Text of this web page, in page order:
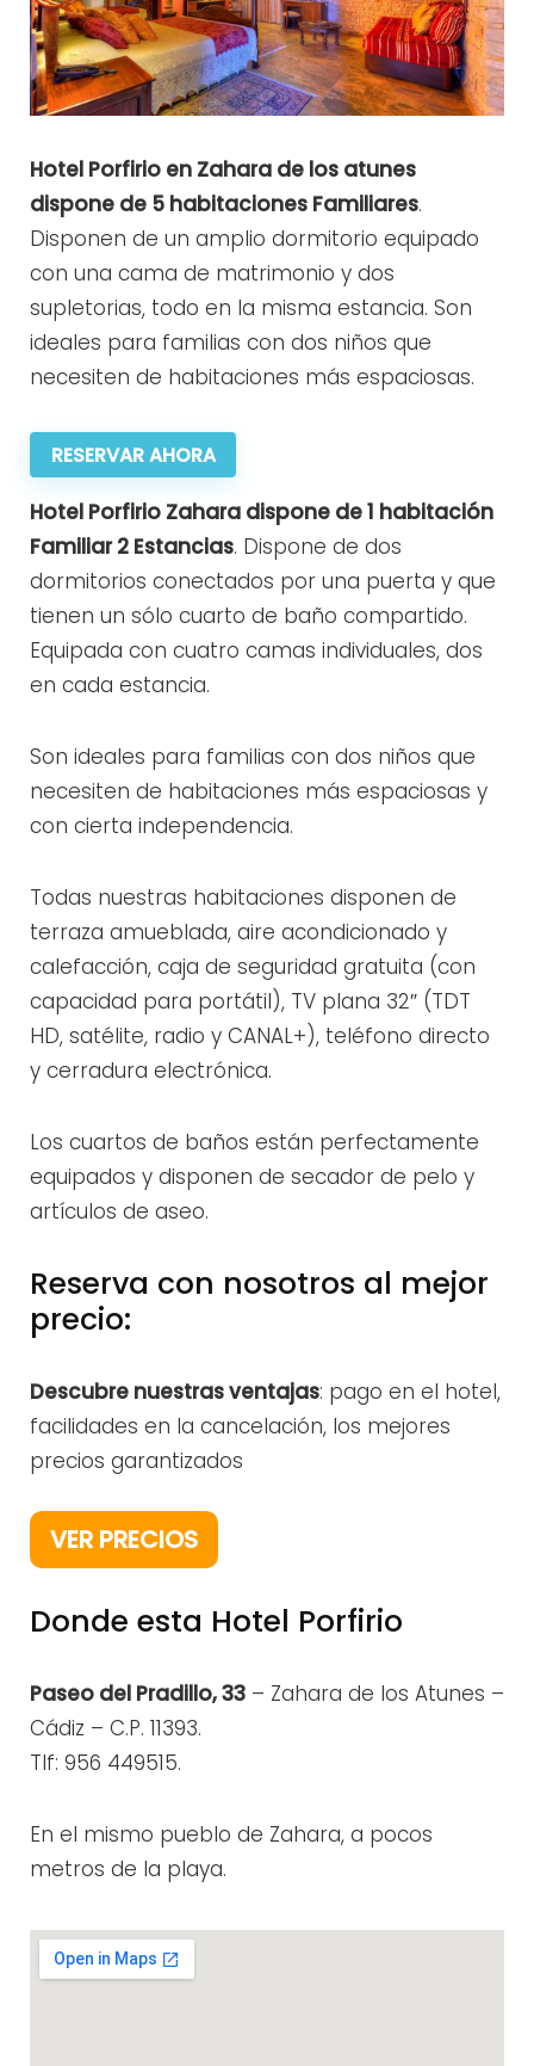
Hotel Porfirio en Zahara de los atunes
dispone de 5 habitaciones Familiares.
Disponen de un amplio dormitorio equipado
con una cama de matrimonio y dos
supletorias, todo en la misma estancia. Son
ideales para familias con dos niños que
necesiten de habitaciones más espaciosas.
RESERVAR AHORA
Hotel Porfirio Zahara dispone de 1 habitación
Familiar 2 Estancias. Dispone de dos
dormitorios conectados por una puerta y que
tienen un sólo cuarto de baño compartido.
Equipada con cuatro camas individuales, dos
en cada estancia.
Son ideales para familias con dos niños que
necesiten de habitaciones más espaciosas y
con cierta independencia.
Todas nuestras habitaciones disponen de
terraza amueblada, aire acondicionado y
calefacción, caja de seguridad gratuita (con
capacidad para portátil), TV plana 32″ (TDT
HD, satélite, radio y CANAL+), teléfono directo
y cerradura electrónica.
Los cuartos de baños están perfectamente
equipados y disponen de secador de pelo y
artículos de aseo.
Reserva con nosotros al mejor
precio:
Descubre nuestras ventajas: pago en el hotel,
facilidades en la cancelación, los mejores
precios garantizados
VER PRECIOS
Donde esta Hotel Porfirio
Paseo del Pradillo, 33 – Zahara de los Atunes –
Cádiz – C.P. 11393.
Tlf: 956 449515.
En el mismo pueblo de Zahara, a pocos
metros de la playa.